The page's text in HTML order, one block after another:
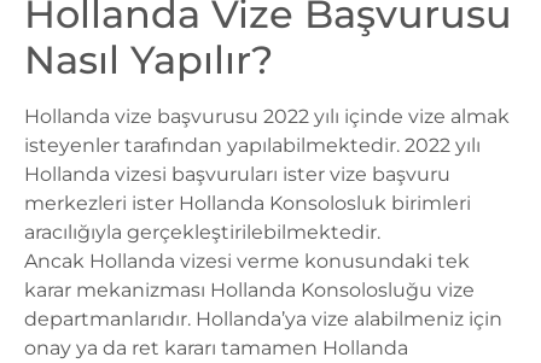
Hollanda Vize Başvurusu
Nasıl Yapılır?
Hollanda vize başvurusu 2022 yılı içinde vize almak
isteyenler tarafından yapılabilmektedir. 2022 yılı
Hollanda vizesi başvuruları ister vize başvuru
merkezleri ister Hollanda Konsolosluk birimleri
aracılığıyla gerçekleştirilebilmektedir.
Ancak Hollanda vizesi verme konusundaki tek
karar mekanizması Hollanda Konsolosluğu vize
departmanlarıdır. Hollanda’ya vize alabilmeniz için
onay ya da ret kararı tamamen Hollanda